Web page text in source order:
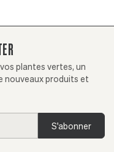
plantes vertes, un
nouveaux produits et